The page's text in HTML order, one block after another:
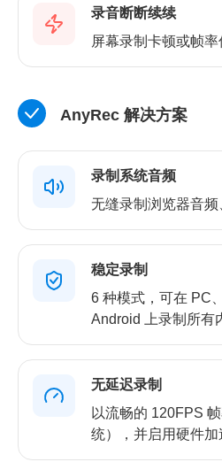
录音断断续续
屏幕录制卡顿或帧率
AnyRec 解决方案
录制系统音频
无缝录制浏览器音频
稳定录制
6 种模式，可在 PC
Android 上录制所有
无延迟录制
以流畅的 120FPS
统），并启用硬件加